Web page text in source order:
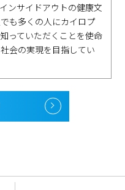
ンサイドアウトの健康文
も多くの人にカイロプ
っていただくことを使命
会の実現を目指してい